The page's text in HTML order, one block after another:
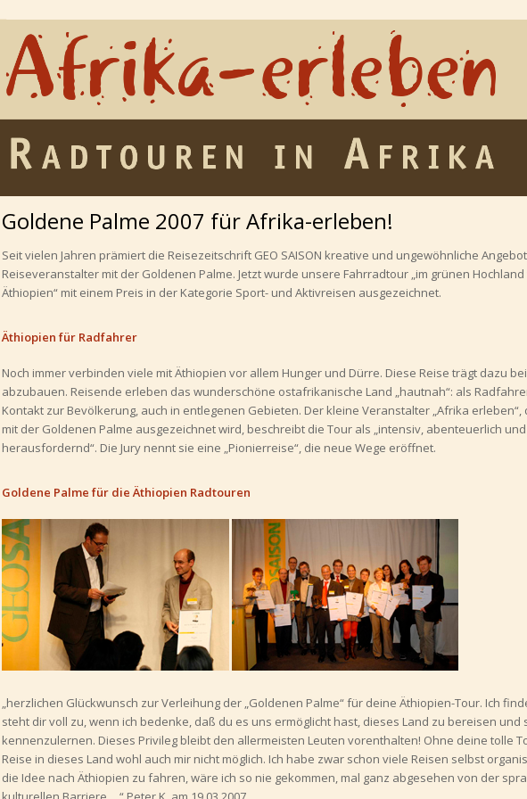
Goldene Palme 2007 für Afrika-erleben!
Seit vielen Jahren prämiert die Reisezeitschrift GEO SAISON kreative und ungewöhnliche
Reiseveranstalter mit der Goldenen Palme. Jetzt wurde unsere Fahrradtour „im grünen Hochland
Äthiopien“ mit einem Preis in der Kategorie Sport- und Aktivreisen ausgezeichnet.
Äthiopien für Radfahrer
Noch immer verbinden viele mit Äthiopien vor allem Hunger und Dürre. Diese Reise trägt dazu
abzubauen. Reisende erleben das wunderschöne ostafrikanische Land „hautnah“: als
Kontakt zur Bevölkerung, auch in entlegenen Gebieten. Der kleine Veranstalter „Afrika erleben“,
mit der Goldenen Palme ausgezeichnet wird, beschreibt die Tour als „intensiv, abenteuerlich und
herausfordernd“. Die Jury nennt sie eine „Pionierreise“, die neue Wege eröffnet.
Goldene Palme für die Äthiopien Radtouren
„herzlichen Glückwunsch zur Verleihung der „Goldenen Palme“ für deine Äthiopien-Tour. Ich
steht dir voll zu, wenn ich bedenke, daß du es uns ermöglicht hast, dieses Land zu bereisen und
kennenzulernen. Dieses Privileg bleibt den allermeisten Leuten vorenthalten! Ohne deine tolle
Reise in dieses Land wohl auch mir nicht möglich. Ich habe zwar schon viele Reisen selbst
die Idee nach Äthiopien zu fahren, wäre ich so nie gekommen, mal ganz abgesehen von der